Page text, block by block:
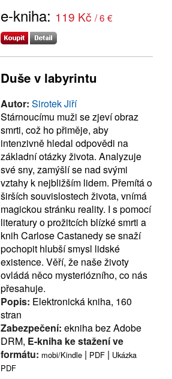
e-kniha: 119 Kč / 6 €
Duše v labyrintu
Autor: Sirotek Jiří
Stárnoucímu muži se zjeví obraz
smrti, což ho přiměje, aby
intenzivně hledal odpovědi na
základní otázky života. Analyzuje
své sny, zamýšlí se nad svými
vztahy k nejbližším lidem. Přemítá o
širších souvislostech života, vnímá
magickou stránku reality. I s pomocí
literatury o prožitcích blízké smrti a
knih Carlose Castanedy se snaží
pochopit hlubší smysl lidské
existence. Věří, že naše životy
ovládá něco mysteriózního, co nás
přesahuje.
Popis: Elektronická kniha, 160
stran
Zabezpečení: ekniha bez Adobe
DRM, E-kniha ke stažení ve
formátu: mobi/Kindle | PDF | Ukázka
PDF